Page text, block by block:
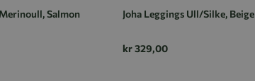
Salmon Joha Leggings Ull/Silke, Beige
kr 329,00